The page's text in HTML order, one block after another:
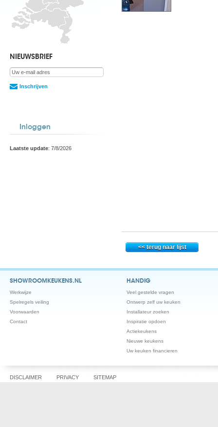
NIEUWSBRIEF
Inschrijven
Inloggen
Laatste update: 7/8/2026
SHOWROOMKEUKENS.NL
Werkwijze
Spelregels veiling
Voorwaarden
Contact
HANDIG
Veel gestelde vragen
Ontwerp zelf uw keuken
Installateur zoeken
Inspiratie opdoen
Actiekeukens
Nieuwe keukens
Uw keuken financieren
DISCLAIMER PRIVACY SITEMAP